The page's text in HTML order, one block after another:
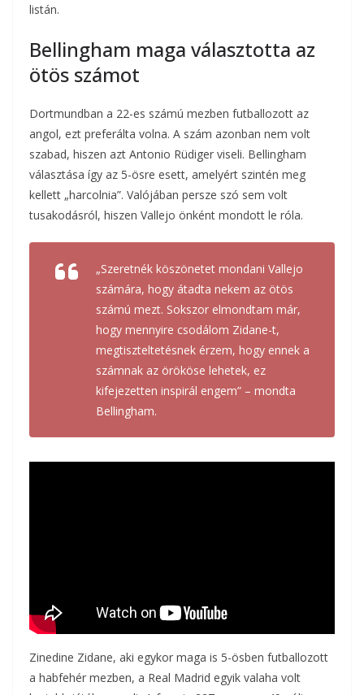
listán.
Bellingham maga választotta az
ötös számot
Dortmundban a 22-es számú mezben futballozott az
angol, ezt preferálta volna. A szám azonban nem volt
szabad, hiszen azt Antonio Rüdiger viseli. Bellingham
választása így az 5-ösre esett, amelyért szintén meg
kellett „harcolnia”. Valójában persze szó sem volt
tusakodásról, hiszen Vallejo önként mondott le róla.
„Szeretnék köszönetet mondani Vallejo
számára, hogy átadta nekem az ötös
számú mezt. Sokszor elmondtam már,
hogy mennyire csodálom Zidane-t,
megtiszteltetésnek érzem, hogy ennek a
számnak az örököse lehetek, ez
kifejezetten inspirál engem” – mondta
Bellingham.
Zinedine Zidane, aki egykor maga is 5-ösben futballozott
a habfehér mezben, a Real Madrid egyik valaha volt